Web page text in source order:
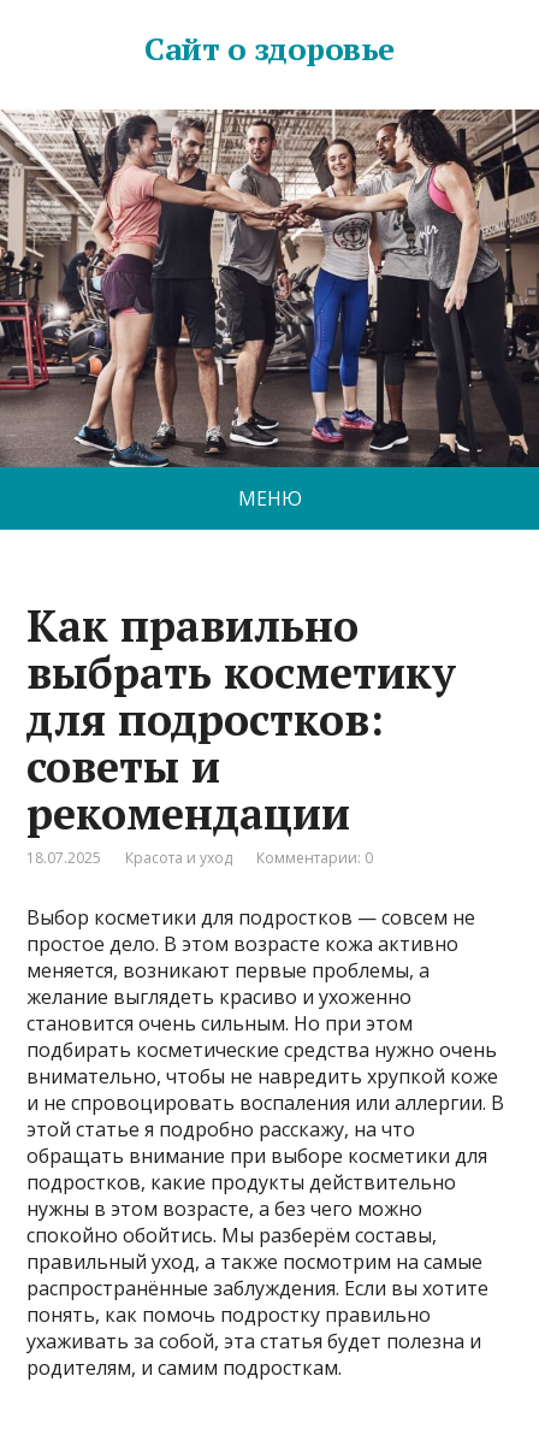
Сайт о здоровье
МЕНЮ
Как правильно
выбрать косметику
для подростков:
советы и
рекомендации
18.07.2025 Красота и уход Комментарии: 0
Выбор косметики для подростков — совсем не
простое дело. В этом возрасте кожа активно
меняется, возникают первые проблемы, а
желание выглядеть красиво и ухоженно
становится очень сильным. Но при этом
подбирать косметические средства нужно очень
внимательно, чтобы не навредить хрупкой коже
и не спровоцировать воспаления или аллергии. В
этой статье я подробно расскажу, на что
обращать внимание при выборе косметики для
подростков, какие продукты действительно
нужны в этом возрасте, а без чего можно
спокойно обойтись. Мы разберём составы,
правильный уход, а также посмотрим на самые
распространённые заблуждения. Если вы хотите
понять, как помочь подростку правильно
ухаживать за собой, эта статья будет полезна и
родителям, и самим подросткам.